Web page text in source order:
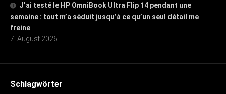
J’ai testé le HP OmniBook Ultra Flip 14 pendant une
semaine : tout m’a séduit jusqu’à ce qu’un seul détail me
freine
7. August 2026
Schlagwörter